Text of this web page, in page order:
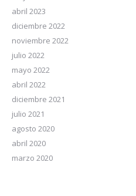
abril 2023
diciembre 2022
noviembre 2022
julio 2022
mayo 2022
abril 2022
diciembre 2021
julio 2021
agosto 2020
abril 2020
marzo 2020